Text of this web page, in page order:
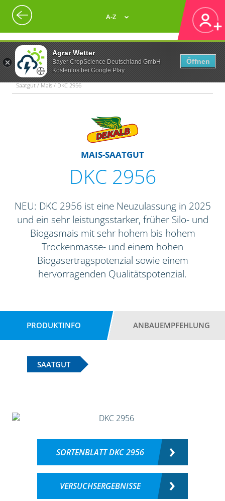
Agrar Wetter
Bayer CropScience Deutschland GmbH
Kostenlos bei Google Play
Öffnen
A-Z
Saatgut / Mais / DKC 2956
MAIS-SAATGUT
DKC 2956
NEU: DKC 2956 ist eine Neuzulassung in 2025
und ein sehr leistungsstarker, früher Silo- und
Biogasmais mit sehr hohem bis hohem
Trockenmasse- und einem hohen
Biogasertragspotenzial sowie einem
hervorragenden Qualitätspotenzial.
PRODUKTINFO ANBAUEMPFEHLUNG
SAATGUT
SORTENBLATT DKC 2956
VERSUCHSERGEBNISSE